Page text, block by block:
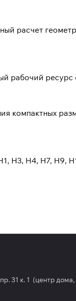
расчет
рабочий
компактных
H3, H4, H7, H9,
31 к. 1 (центр дома,